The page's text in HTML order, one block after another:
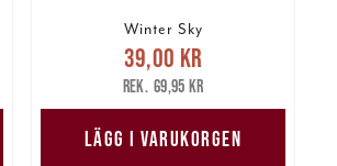
Winter Sky
Nuvarande pris
39,00 krTidigare pris
69,95 kr
39,00 kr
69,95 kr
LÄGG I VARUKORGEN